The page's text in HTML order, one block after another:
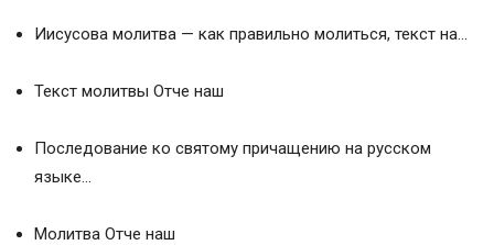
Иисусова молитва — как правильно молиться, текст на…
Текст молитвы Отче наш
Последование ко святому причащению на русском
языке…
Молитва Отче наш